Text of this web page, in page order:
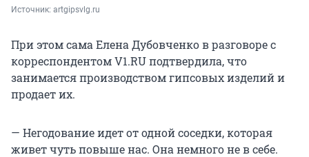
Источник: artgipsvlg.ru
При этом сама Елена Дубовченко в разговоре с
корреспондентом V1.RU подтвердила, что
занимается производством гипсовых изделий и
продает их.
— Негодование идет от одной соседки, которая
живет чуть повыше нас. Она немного не в себе.